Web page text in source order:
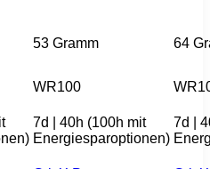
53 Gramm 64
WR100
7d | 40h (100h mit
Energiesparoptionen)
7d |